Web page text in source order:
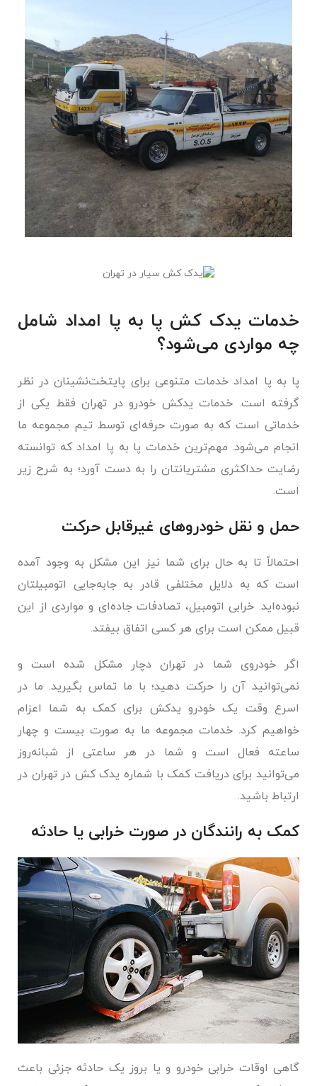
خدمات یدک کش پا به پا امداد شامل
چه مواردی می‌شود؟
پا به پا امداد خدمات متنوعی برای پایتخت‌نشینان در نظر
گرفته است. خدمات یدکش خودرو در تهران فقط یکی از
خدماتی است که به صورت حرفه‌ای توسط تیم مجموعه ما
انجام می‌شود. مهم‌ترین خدمات پا به پا امداد که توانسته
رضایت حداکثری مشتریانتان را به دست آورد؛ به شرح زیر
است.
حمل و نقل خودروهای غیرقابل حرکت
احتمالاً تا به حال برای شما نیز این مشکل به وجود آمده
است که به دلایل مختلفی قادر به جابه‌جایی اتومبیلتان
نبوده‌اید. خرابی اتومبیل، تصادفات جاده‌ای و مواردی از این
قبیل ممکن است برای هر کسی اتفاق بیفتد.
اگر خودروی شما در تهران دچار مشکل شده است و
نمی‌توانید آن را حرکت دهید؛ با ما تماس بگیرید. ما در
اسرع وقت یک خودرو یدکش برای کمک به شما اعزام
خواهیم کرد. خدمات مجموعه ما به صورت بیست و چهار
ساعته فعال است و شما در هر ساعتی از شبانه‌روز
می‌توانید برای دریافت کمک با شماره یدک کش در تهران در
ارتباط باشید.
کمک به رانندگان در صورت خرابی یا حادثه
گاهی اوقات خرابی خودرو و یا بروز یک حادثه جزئی باعث